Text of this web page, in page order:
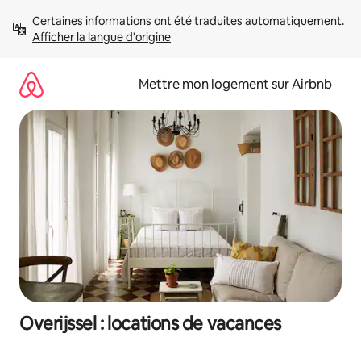
directement
Afficher la langue d'origine
Mettre mon logement sur Airbnb
Overijssel : locations de vacances